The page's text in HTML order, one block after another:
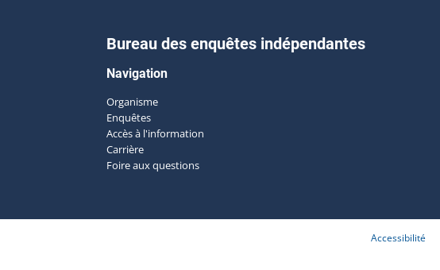
Bureau des enquêtes indépendantes
Navigation
Organisme
Enquêtes
Accès à l'information
Carrière
Foire aux questions
Accessibilité